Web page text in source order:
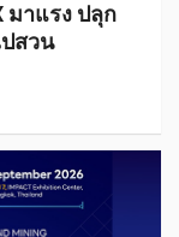
มาแรง ปลุก
สวน